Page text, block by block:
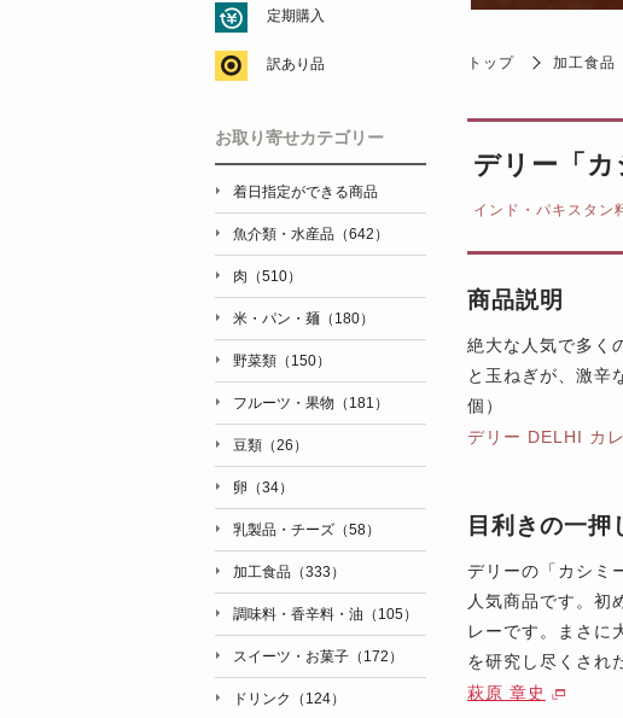
トップ 加工食品
デリー「
インド・パキスタン
商品説明
絶大な人気で多く
と玉ねぎが、激
個）
デリー DELHI カ
目利きの一押
デリーの「カシミ
人気商品です。初
レーです。まさに
を研究し尽くされ
萩原 章史
定期購入
訳あり品
お取り寄せカテゴリー
着日指定ができる商品
魚介類・水産品（642）
肉（510）
米・パン・麺（180）
野菜類（150）
フルーツ・果物（181）
豆類（26）
卵（34）
乳製品・チーズ（58）
加工食品（333）
調味料・香辛料・油（105）
スイーツ・お菓子（172）
ドリンク（124）